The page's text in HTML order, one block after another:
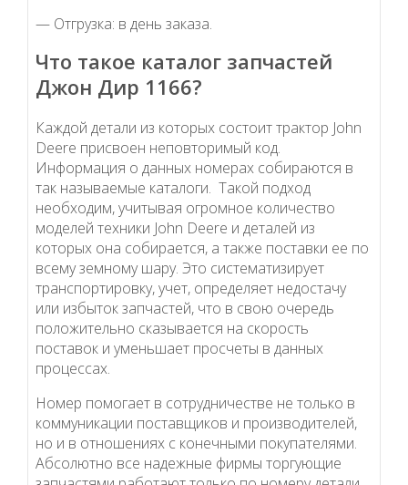
— Отгрузка: в день заказа.
Что такое каталог запчастей
Джон Дир 1166?
Каждой детали из которых состоит трактор John
Deere присвоен неповторимый код.
Информация о данных номерах собираются в
так называемые каталоги. Такой подход
необходим, учитывая огромное количество
моделей техники John Deere и деталей из
которых она собирается, а также поставки ее по
всему земному шару. Это систематизирует
транспортировку, учет, определяет недостачу
или избыток запчастей, что в свою очередь
положительно сказывается на скорость
поставок и уменьшает просчеты в данных
процессах.
Номер помогает в сотрудничестве не только в
коммуникации поставщиков и производителей,
но и в отношениях с конечными покупателями.
Абсолютно все надежные фирмы торгующие